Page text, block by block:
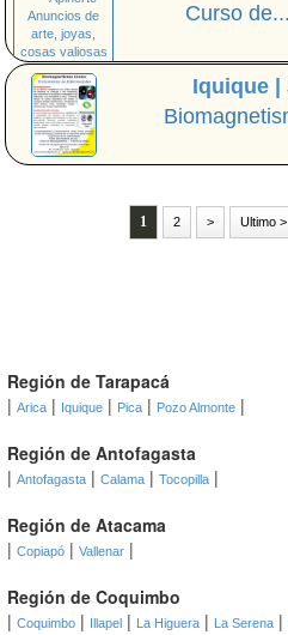
Curso
Iquique |
1 2 > Ultimo >
Región de Tarapacá
| Arica | Iquique | Pica | Pozo Almonte |
Región de Antofagasta
| Antofagasta | Calama | Tocopilla |
Región de Atacama
| Copiapó | Vallenar |
Región de Coquimbo
| Coquimbo | Illapel | La Higuera | La Serena |